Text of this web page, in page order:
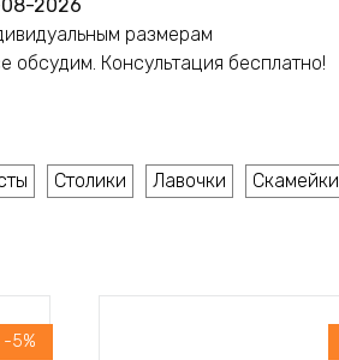
2026
размерам
обсудим. Консультация бесплатно!
Столики Лавочки Скамейки
-5%